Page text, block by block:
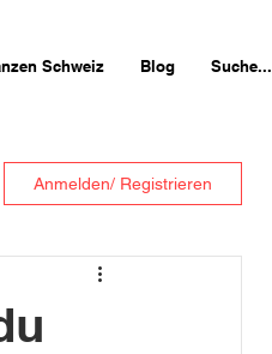
Schweiz Blog Suche...
Anmelden/ Registrieren